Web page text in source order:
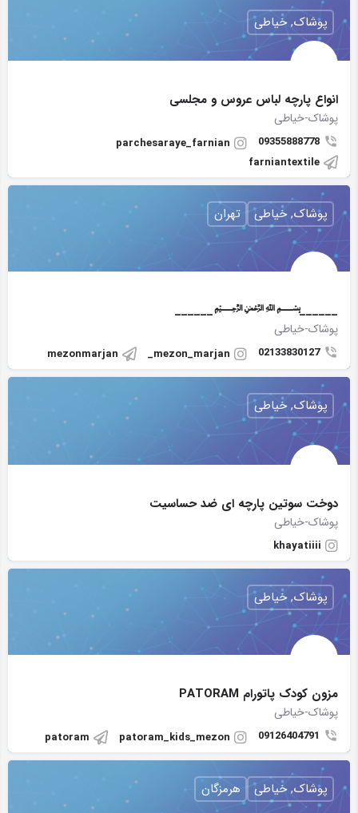
انواع پارچه لباس عروس و مجلسی
پوشاک-خیاطی
09355888778
parchesaraye_farnian
farniantextile
پوشاک, خیاطی
______﷽______
پوشاک-خیاطی
02133830127
mezon_marjan_
mezonmarjan
پوشاک, خیاطی تهران
دوخت سوتین پارچه ای ضد حساسیت
پوشاک-خیاطی
khayatiiii
پوشاک, خیاطی
مزون کودک پاتورام PATORAM
پوشاک-خیاطی
09126404791
patoram_kids_mezon
patoram
پوشاک, خیاطی
پوشاک, خیاطی هرمزگان